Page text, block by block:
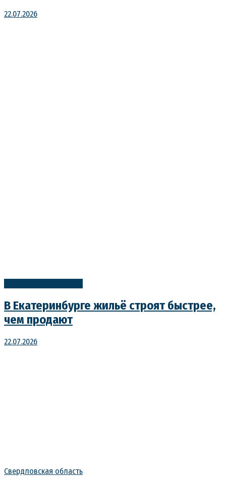
22.07.2026
В Екатеринбурге жильё строят быстрее,
чем продают
22.07.2026
Свердловская область